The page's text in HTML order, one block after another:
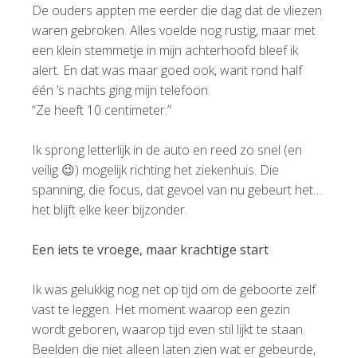
De ouders app­ten me eerder die dag dat de vliezen
waren gebroken. Alles voelde nog rustig, maar met
een klein stemmetje in mijn achterhoofd bleef ik
alert. En dat was maar goed ook, want rond half
één ’s nachts ging mijn telefoon.
“Ze heeft 10 centimeter.”
Ik sprong letterlijk in de auto en reed zo snel (en
veilig 😉) mogelijk richting het ziekenhuis. Die
spanning, die focus, dat gevoel van nu gebeurt het…
het blijft elke keer bijzonder.
Een iets te vroege, maar krachtige start
Ik was gelukkig nog net op tijd om de geboorte zelf
vast te leggen. Het moment waarop een gezin
wordt geboren, waarop tijd even stil lijkt te staan.
Beelden die niet alleen laten zien wat er gebeurde,